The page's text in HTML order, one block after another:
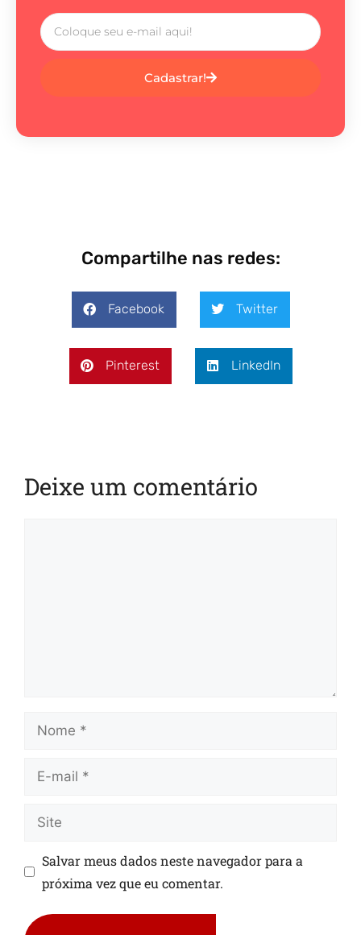
Cadastrar!
Compartilhe nas redes:
Facebook Twitter
Pinterest LinkedIn
Deixe um comentário
Salvar meus dados neste navegador para a
próxima vez que eu comentar.